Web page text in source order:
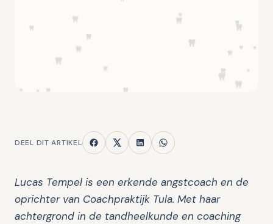
DEEL DIT ARTIKEL
Lucas Tempel is een erkende angstcoach en de
oprichter van Coachpraktijk Tula. Met haar
achtergrond in de tandheelkunde en coaching